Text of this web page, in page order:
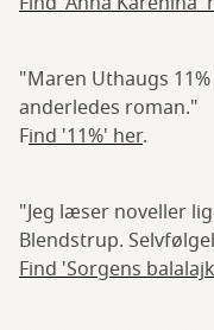
"Maren Uthaugs
anderledes roman."
Find '11%' her.
"Jeg læser noveller
Blendstrup.
Find 'Sorgens